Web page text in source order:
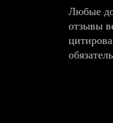
Любые
отзывы